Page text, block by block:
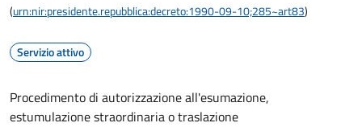
(urn:nir:presidente.repubblica:decreto:1990-09-10;285~art83)
Servizio attivo
Procedimento di autorizzazione all'esumazione,
estumulazione straordinaria o traslazione